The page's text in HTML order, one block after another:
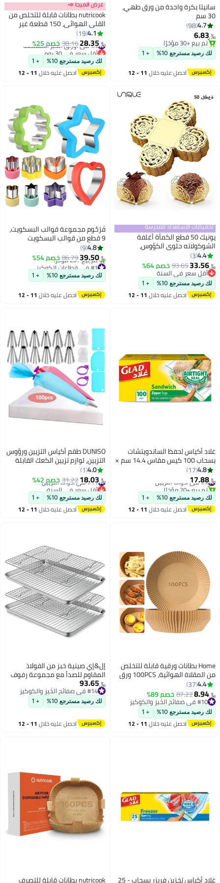
سانيتا بكرة واحدة من ورق طهي،
30 سم
4.7
98
﷼‏6.83
تم بيع +30 مؤخرًا
تم بيع +30 مؤخرًا
لك رصيد مسترجع 10% + 1
احصل عليه خلال 11 - 12
عرض الميجا 📣
nutricook بطانات قابلة للتخلص من
القلي الهوائي، 150 قطعة غير
لاصقة، ورق مقاوم للماء للقلي
الهوائي، الخبز، متوافقة مع قلاية
سم، مربع
4.1
19
﷼‏28.35
38.16خصم 25% #4 في أوراق الخبز المشمعة
أقل سعر في 30 يوم
#4 في أوراق الخبز المشمعة
لك رصيد مسترجع 10% + 1
احصل عليه خلال 11 - 12
تخفيضات الاستعداد للمدرسة
يونيك 50 قطع الكمأة أغلفة
الشوكولاته حلوى الكؤوس،
الشوكولاته ورقة حلوى الكؤوس
أكواب الخبز الكمأة أغلفة بطانات
أكواب للاستحمام عيد ميلاد حفل
زفاف (ذهبي)
4.4
3
﷼‏33.56
93.65خصم 64%
أقل سعر في السنة
أقل سعر في السنة
لك رصيد مسترجع 10% + 1
احصل عليه خلال 11 - 12
فَرَحُوم مجموعة قوالب البسكويت،
9 قطع من قوالب البسكويت
المصنوعة من الفولاذ المقاوم
للصدأ للكعك والبسكويت
والسندويشات، على شكل قلب
ونجمة وزهرة وقوالب فواكه
وخضروات للأطفال والأولاد والبنات
والبالغين
4.8
9
﷼‏39.50
86.79خصم 54%
#1 في قطاعات الكوكيز
أقل سعر في 30 يوم
تم بيع +20 مؤخرًا
#1 في قطاعات الكوكيز
لك رصيد مسترجع 10% + 1
احصل عليه خلال 11 - 12
غلاد أكياس لحفظ الساندويتشات
بسحاب 100 كيس مقاس 14.4 سم ×
16.5 سم4.8
17
﷼‏17.88
#4 في أدوات التزيين
تم بيع +20 مؤخرًا
#4 في أدوات التزيين
لك رصيد مسترجع 10% + 1
احصل عليه خلال 11 - 12
DUNISO طقم أكياس التزيين ورؤوس
التزيين، لوازم تزيين الكعك القابلة
لإعادة الاستخدام بما في ذلك أكياس
التزيين، مجموعة تزيين الكريمة للخبز
مع أكياس المعجنات والرؤوس،
محولات قياسية، حلقات سيليكون،
أدوات تزيين الكعك لزينة البسكويت،
الكب كيك
4.0
1
﷼‏18.03
31.22خصم 42% #11 في أدوات التزيين
أقل سعر في السنة
#11 في أدوات التزيين
لك رصيد مسترجع 10% + 1
احصل عليه خلال 11 - 12
Home بطانات ورقية قابلة للتخلص
من المقلاة الهوائية، 100PCS ورق
خبز غير لاصق لأواني القلي بالمقلاة
الهوائية والميكروويف، بطانات ورق
الزبدة للمقلاة الهوائية للخبز، 16
سم، دائري
4.4
37
﷼‏8.94
87.22خصم 89%
#10 في صفائح الخَبز والكوكيز
#10 في صفائح الخَبز والكوكيز
لك رصيد مسترجع 10% + 1
احصل عليه خلال 11 - 12
إل&إي صينية خبز من الفولاذ
المقاوم للصدأ مع مجموعة رفوف
[2 صينية + 2 رف]، صينية بسكويت
مع رف تبريد، غير سامة ومتينة
سم)
﷼‏93.65
#14 في صفائح الخَبز والكوكيز
#14 في صفائح الخَبز والكوكيز
لك رصيد مسترجع 10% + 1
احصل عليه خلال 11 - 12
غلاد أكياس تخزين فريزر بسحاب - 25 nutricook بطانات قابلة للتصرف